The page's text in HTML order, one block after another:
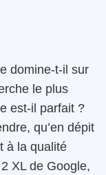
domine-t-il sur
le plus
est-il parfait ?
qu’en dépit
à la qualité
XL de Google,